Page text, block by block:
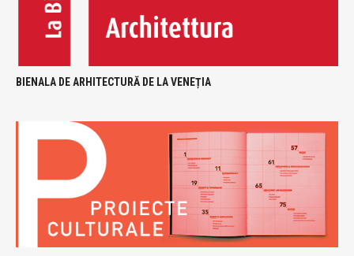
BIENALA DE ARHITECTURĂ DE LA VENEȚIA